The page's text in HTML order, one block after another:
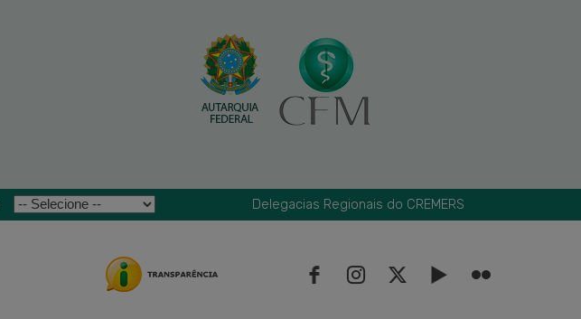
Delegacias Regionais do CREMERS